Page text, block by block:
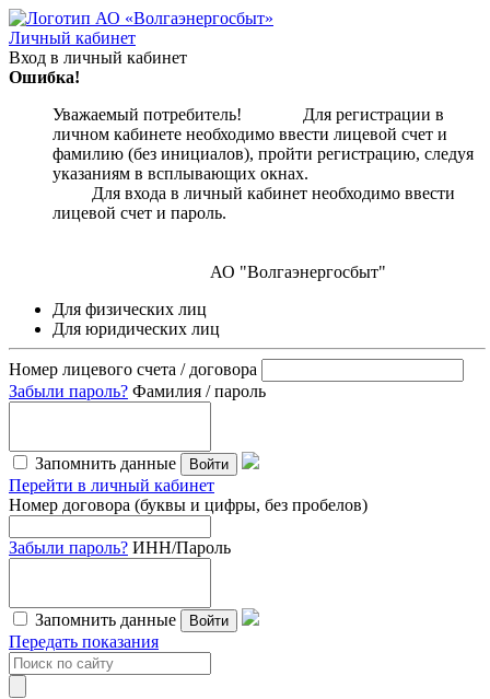
Личный кабинет
Вход в личный кабинет
Ошибка!
Уважаемый потребитель! Для регистрации в
личном кабинете необходимо ввести лицевой счет и
фамилию (без инициалов), пройти регистрацию, следуя
указаниям в всплывающих окнах.
Для входа в личный кабинет необходимо ввести
лицевой счет и пароль.
АО "Волгаэнергосбыт"
Для физических лиц
Для юридических лиц
Номер лицевого счета / договора
Забыли пароль? Фамилия / пароль
Запомнить данные Войти
Перейти в личный кабинет
Номер договора (буквы и цифры, без пробелов)
Забыли пароль? ИНН/Пароль
Запомнить данные Войти
Передать показания